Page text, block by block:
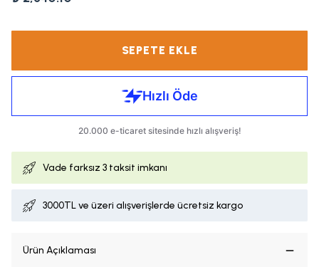
SEPETE EKLE
Vade farksız 3 taksit imkanı
3000TL ve üzeri alışverişlerde ücretsiz kargo
Ürün Açıklaması